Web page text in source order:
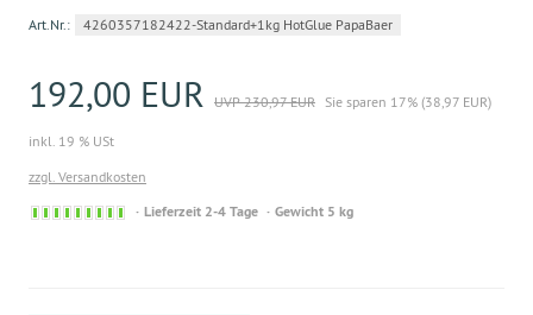
Art.Nr.: 4260357182422-Standard+1kg HotGlue PapaBaer
192,00 EUR UVP 230,97 EUR Sie sparen 17% (38,97 EUR)
inkl. 19 % USt
zzgl. Versandkosten
Sofort
Lieferzeit 2-4 Tage Gewicht 5 kg